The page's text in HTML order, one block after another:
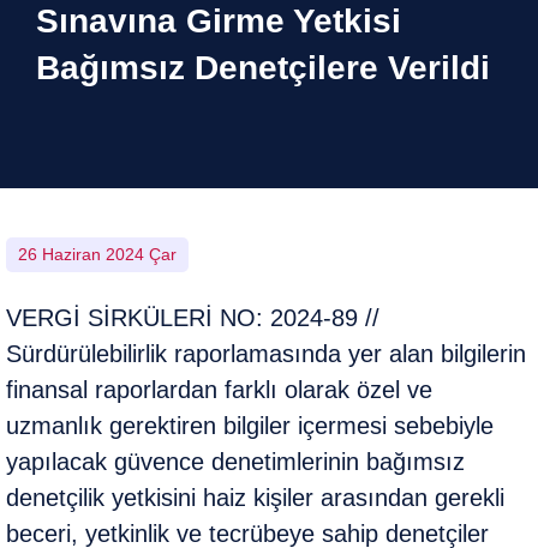
Sınavına Girme Yetkisi
Bağımsız Denetçilere Verildi
26 Haziran 2024 Çar
VERGİ SİRKÜLERİ NO: 2024-89 //
Sürdürülebilirlik raporlamasında yer alan bilgilerin
finansal raporlardan farklı olarak özel ve
uzmanlık gerektiren bilgiler içermesi sebebiyle
yapılacak güvence denetimlerinin bağımsız
denetçilik yetkisini haiz kişiler arasından gerekli
beceri, yetkinlik ve tecrübeye sahip denetçiler